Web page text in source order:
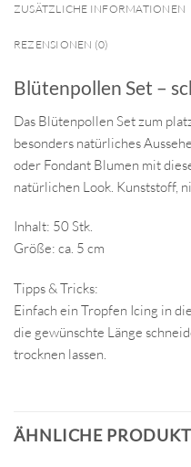
ZUSÄTZLICHE INFORMATIONEN
REZENSIONEN (0)
Blütenpollen Set –
Das Blütenpollen Set zum
besonders natürliches
oder Fondant Blumen mit
natürlichen Look. Kunststoff,
Inhalt: 50 Stk.
Größe: ca. 5 cm
Tipps & Tricks:
Einfach ein Tropfen Icing in
die gewünschte Länge
trocknen lassen.
ÄHNLICHE